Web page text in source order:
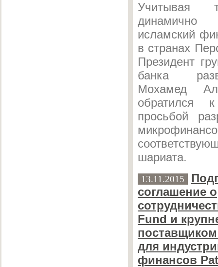
Учитывая
динамично
исламский
в странах
Президент
банка
Мохамед
обратился
просьбой
шариата.
13.11.2015
соглашение о
Fund и
для
финансов